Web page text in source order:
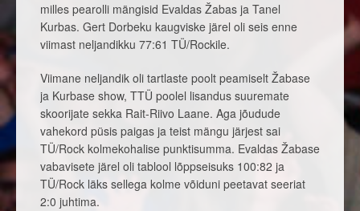
milles pearolli mängisid Evaldas Žabas ja Tanel
Kurbas. Gert Dorbeku kaugviske järel oli seis enne
viimast neljandikku 77:61 TÜ/Rockile.
Viimane neljandik oli tartlaste poolt peamiselt Žabase
ja Kurbase show, TTÜ poolel lisandus suuremate
skoorijate sekka Rait-Riivo Laane. Aga jõudude
vahekord püsis paigas ja teist mängu järjest sai
TÜ/Rock kolmekohalise punktisumma. Evaldas Žabase
vabavisete järel oli tablool lõppseisuks 100:82 ja
TÜ/Rock läks sellega kolme võiduni peetavat seeriat
2:0 juhtima.